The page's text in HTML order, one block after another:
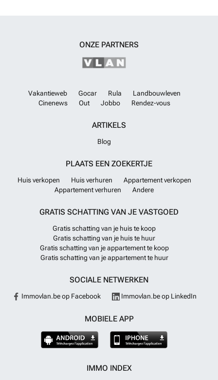
ONZE PARTNERS
Vakantieweb Gocar Rula
Landbouwleven
Cinenews
Out Jobbo Rendez-vous
ARTIKELS
Blog
PLAATS EEN ZOEKERTJE
Huis verkopen Huis verhuren
Appartement verkopen
Appartement verhuren
Andere
GRATIS SCHATTING VAN JE VASTGOED
Gratis schatting van je huis te koop
Gratis schatting van je huis te huur
Gratis schatting van je appartement te koop
Gratis schatting van je appartement te huur
SOCIALE NETWERKEN
Immovlan.be op Facebook Immovlan.be op LinkedIn
MOBIELE APP
IMMO INDEX